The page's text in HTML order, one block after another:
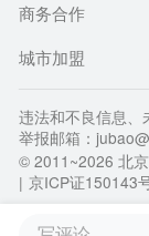
商务合作
城市加盟
违法和不良信息
举报邮箱：
© 2011~2026 北
| 京ICP证150143